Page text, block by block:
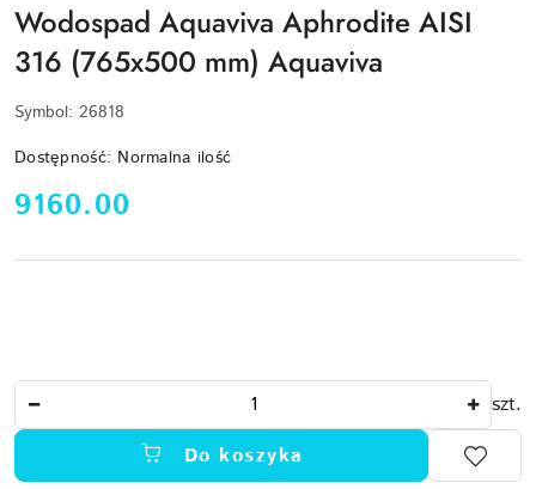
Wodospad Aquaviva Aphrodite AISI
316 (765x500 mm) Aquaviva
Symbol: 26818
Dostępność: Normalna ilość
cena:
9160.00
szt.
Do koszyka